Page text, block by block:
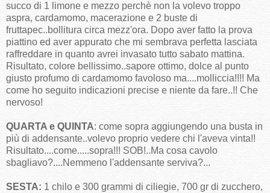
succo di 1 limone e mezzo perchè non la volevo troppo
aspra, cardamomo, macerazione e 2 buste di
fruttapec..bollitura circa mezz'ora. Dopo aver fatto la prova
piattino ed aver appurato che mi sembrava perfetta lasciata
raffreddare in quanto avrei invasato tutto sabato mattina.
Risultato, colore bellissimo..sapore ottimo, dolce al punto
giusto profumo di cardamomo favoloso ma....molliccia!!!! Ma
come ho seguito indicazioni precise e niente da fare..!! Che
nervoso!
QUARTA e QUINTA: come sopra aggiungendo una busta in
più di addensante..volevo proprio vedere chi l'aveva vinta!!
Risultato....come.....sopra!!! SOB!..Ma cosa cavolo
sbagliavo?....Nemmeno l'addensante serviva?...
SESTA: 1 chilo e 300 grammi di ciliegie, 700 gr di zucchero,